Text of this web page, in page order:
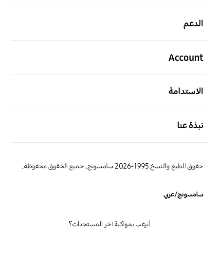
الدعم
Account
الاستدامة
نبذة عنا
حقوق الطبع والنسخ 1995-2026 سامسونج. جميع الحقوق محفوظة.
سامسونج/عربي
أترغب بمواكبة آخر المستجدات؟